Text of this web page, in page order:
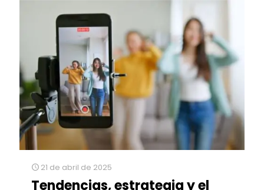
21 de abril de 2025
Tendencias, estrategia y el